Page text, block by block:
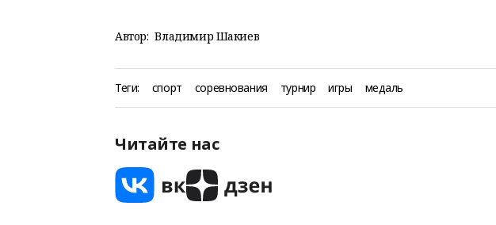
Автор: Владимир Шакиев
Теги: спорт соревнования турнир игры медаль
Читайте нас